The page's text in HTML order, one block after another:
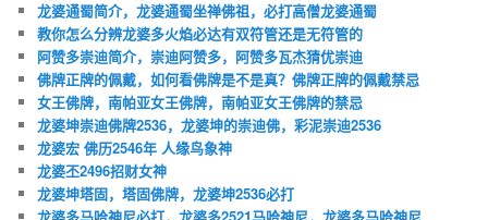
龙婆通蜀简介，龙婆通蜀坐禅佛祖，必打高僧龙婆通蜀
教你怎么分辨龙婆多火焰必达有双符管还是无符管的
阿赞多崇迪简介，崇迪阿赞多，阿赞多瓦杰猜优崇迪
佛牌正牌的佩戴，如何看佛牌是不是真？佛牌正牌的佩戴禁忌
女王佛牌，南帕亚女王佛牌，南帕亚女王佛牌的禁忌
龙婆坤崇迪佛牌2536，龙婆坤的崇迪佛，彩泥崇迪2536
龙婆宏 佛历2546年 人缘鸟象神
龙婆丕2496招财女神
龙婆坤塔固，塔固佛牌，龙婆坤2536必打